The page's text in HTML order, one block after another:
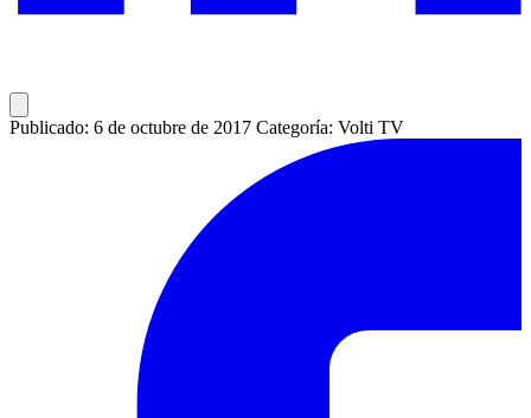
Publicado: 6 de octubre de 2017 Categoría: Volti TV